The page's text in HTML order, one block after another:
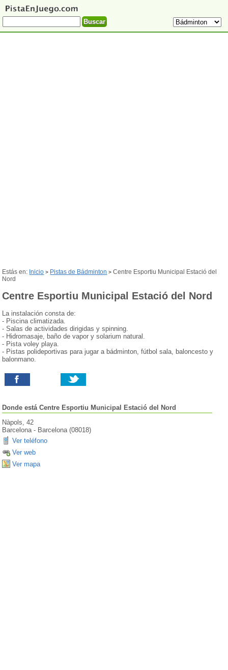
Estás en: Inicio > Pistas de Bádminton >Centre Esportiu Municipal Estació del
Nord
Centre Esportiu Municipal Estació del Nord
La instalación consta de:
- Piscina climatizada.
- Salas de actividades dirigidas y spinning.
- Hidromasaje, baño de vapor y solarium natural.
- Pista voley playa.
- Pistas polideportivas para jugar a bádminton, fútbol sala, baloncesto y
balonmano.
Donde estáCentre Esportiu Municipal Estació del Nord
Nàpols, 42
Barcelona- Barcelona(08018)
Ver teléfono
Ver web
Ver mapa